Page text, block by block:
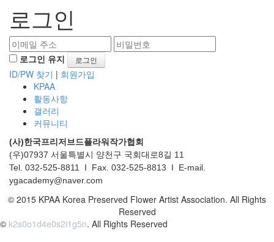
로그인
로그인 유지
ID/PW 찾기 | 회원가입
KPAA
활동사항
갤러리
커뮤니티
(사)한국프리저브드플라워작가협회
(우)07937 서울특별시 양천구 국회대로8길 11
Tel. 032-525-8811 I Fax. 032-525-8813 I E-mail.
ygacademy@naver.com
© 2015 KPAA Korea Preserved Flower Artist Association. All Rights
Reserved
© k2s0o1d4e0s2i1g5n. All Rights Reserved